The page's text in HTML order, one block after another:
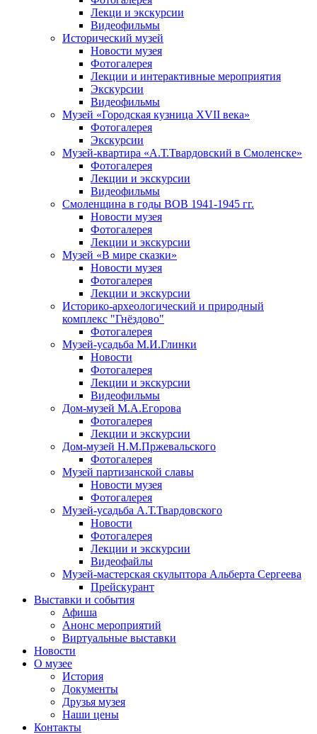
Лекци и экскурсии
Видеофильмы
Исторический музей
Новости музея
Фотогалерея
Лекции и интерактивные мероприятия
Экскурсии
Видеофильмы
Музей «Городская кузница XVII века»
Фотогалерея
Экскурсии
Музей-квартира «А.Т.Твардовский в Смоленске»
Фотогалерея
Лекции и экскурсии
Видеофильмы
Смоленщина в годы ВОВ 1941-1945 гг.
Новости музея
Фотогалерея
Лекции и экскурсии
Музей «В мире сказки»
Новости музея
Фотогалерея
Лекции и экскурсии
Историко-археологический и природный
комплекс "Гнёздово"
Фотогалерея
Музей-усадьба М.И.Глинки
Новости
Фотогалерея
Лекции и экскурсии
Видеофильмы
Дом-музей М.А.Егорова
Фотогалерея
Лекции и экскурсии
Дом-музей Н.М.Пржевальского
Фотогалерея
Музей партизанской славы
Новости музея
Фотогалерея
Музей-усадьба А.Т.Твардовского
Новости
Фотогалерея
Лекции и экскурсии
Видеофайлы
Музей-мастерская скульптора Альберта Сергеева
Прейскурант
Выставки и события
Афиша
Анонс мероприятий
Виртуальные выставки
Новости
О музее
История
Документы
Друзья музея
Наши цены
Контакты